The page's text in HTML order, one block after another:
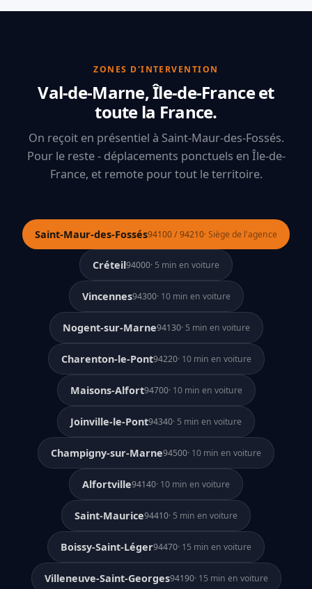
coûteux même plusieurs années après.3.Vous
maintenance plutôt que la gérer ponctuellement.
ZONES D'INTERVENTION
Val-de-Marne, Île-de-France et
toute la France.
On reçoit en présentiel à Saint-Maur-des-Fossés.
Pour le reste - déplacements ponctuels en Île-de-
France, et remote pour tout le territoire.
Saint-Maur-des-Fossés94100 / 94210· Siège de l'agence
Créteil94000· 5 min en voiture
Vincennes94300· 10 min en voiture
Nogent-sur-Marne94130· 5 min en voiture
Charenton-le-Pont94220· 10 min en voiture
Maisons-Alfort94700· 10 min en voiture
Joinville-le-Pont94340· 5 min en voiture
Champigny-sur-Marne94500· 10 min en voiture
Alfortville94140· 10 min en voiture
Saint-Maurice94410· 5 min en voiture
Boissy-Saint-Léger94470· 15 min en voiture
Villeneuve-Saint-Georges94190· 15 min en voiture